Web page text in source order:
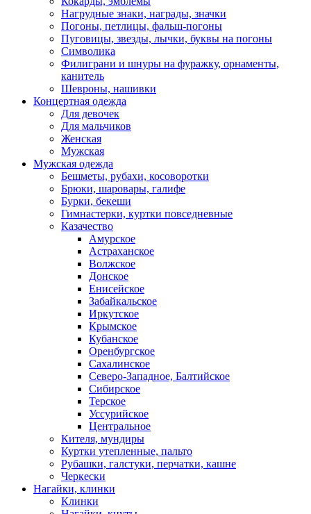
Нагрудные знаки, награды, значки
Погоны, петлицы, фальш-погоны
Пуговицы, звезды, лычки, буквы на погоны
Символика
Филиграни и шнуры на фуражку, орнаменты,
канитель
Шевроны, нашивки
Концертная одежда
Для девочек
Для мальчиков
Женская
Мужская
Мужская одежда
Бешметы, рубахи, косоворотки
Брюки, шаровары, галифе
Бурки, бекеши
Гимнастерки, куртки повседневные
Казачество
Амурское
Астраханское
Волжское
Донское
Енисейское
Забайкальское
Иркутское
Крымское
Кубанское
Оренбургское
Сахалинское
Северо-Западное, Балтийское
Сибирское
Терское
Уссурийское
Центральное
Кителя, мундиры
Куртки утепленные, пальто
Рубашки, галстуки, перчатки, кашне
Черкески
Нагайки, клинки
Клинки